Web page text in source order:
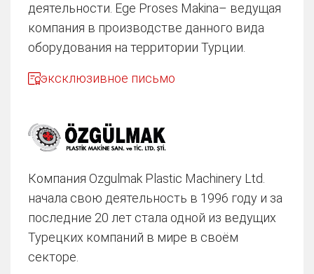
деятельности. Ege Proses Makina– ведущая
компания в производстве данного вида
оборудования на территории Турции.
эксклюзивное письмо
Компания Ozgulmak Plastic Machinery Ltd.
начала свою деятельность в 1996 году и за
последние 20 лет стала одной из ведущих
Турецких компаний в мире в своём
секторе.